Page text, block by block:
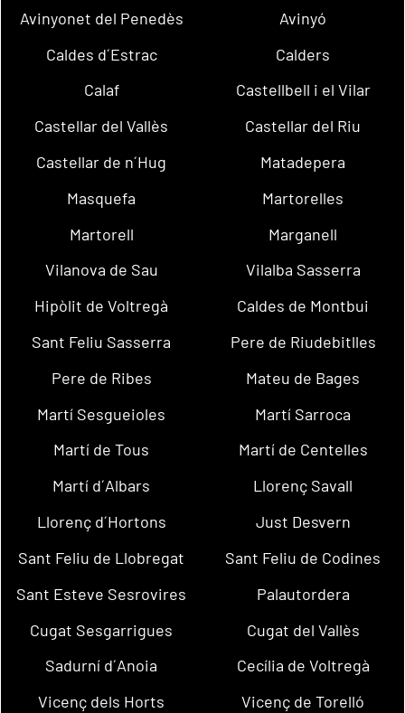
Avinyonet del Penedès
Avinyó
Caldes d´Estrac
Calders
Calaf
Castellbell i el Vilar
Castellar del Vallès
Castellar del Riu
Castellar de n´Hug
Matadepera
Masquefa
Martorelles
Martorell
Marganell
Vilanova de Sau
Vilalba Sasserra
Hipòlit de Voltregà
Caldes de Montbui
Sant Feliu Sasserra
Pere de Riudebitlles
Pere de Ribes
Mateu de Bages
Martí Sesgueioles
Martí Sarroca
Martí de Tous
Martí de Centelles
Martí d´Albars
Llorenç Savall
Llorenç d´Hortons
Just Desvern
Sant Feliu de Llobregat
Sant Feliu de Codines
Sant Esteve Sesrovires
Palautordera
Cugat Sesgarrigues
Cugat del Vallès
Sadurní d´Anoia
Cecília de Voltregà
Vicenç dels Horts
Vicenç de Torelló